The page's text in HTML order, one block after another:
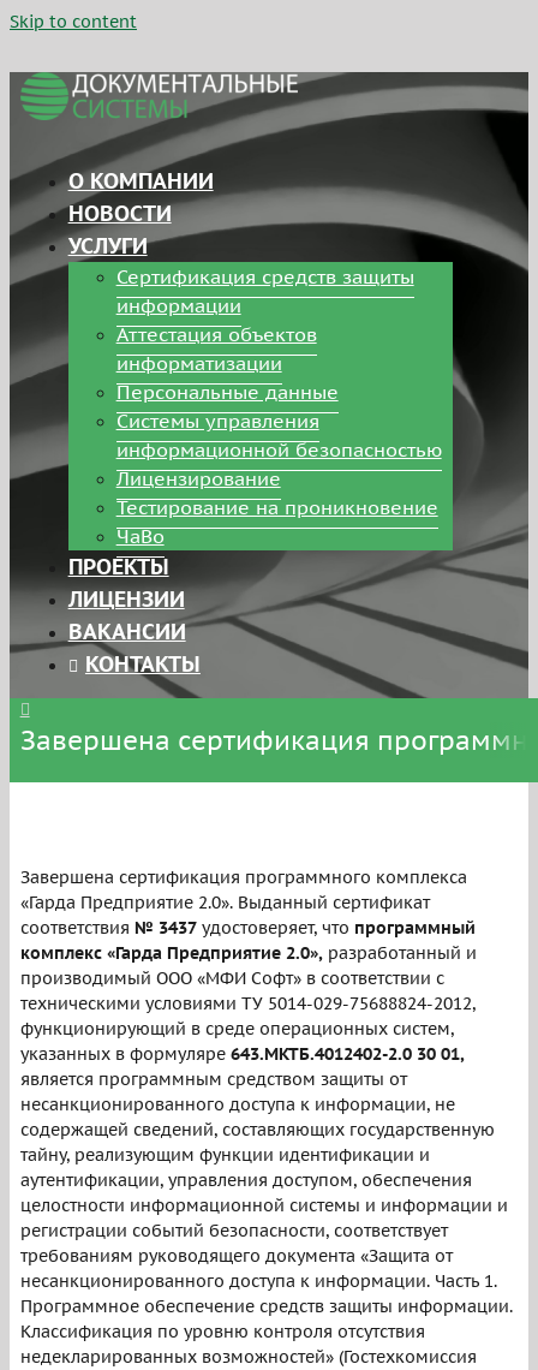
Skip to content
О КОМПАНИИ
НОВОСТИ
УСЛУГИ
Сертификация средств защиты
информации
Аттестация объектов
информатизации
Персональные данные
Системы управления
информационной безопасностью
Лицензирование
Тестирование на проникновение
ЧаВо
ПРОЕКТЫ
ЛИЦЕНЗИИ
ВАКАНСИИ
КОНТАКТЫ
Завершена сертификация
Завершена сертификация программного комплекса
«Гарда Предприятие 2.0». Выданный сертификат
соответствия № 3437удостоверяет, что программный
комплекс «Гарда Предприятие 2.0»,разработанный и
производимый ООО «МФИ Софт» в соответствии с
техническими условиями ТУ 5014-029-75688824-2012,
функционирующий в среде операционных систем,
указанных в формуляре 643.МКТБ.4012402-2.0 30 01,
является программным средством защиты от
несанкционированного доступа к информации, не
содержащей сведений, составляющих государственную
тайну, реализующим функции идентификации и
аутентификации, управления доступом, обеспечения
целостности информационной системы и информации и
регистрации событий безопасности, соответствует
требованиям руководящего документа «Защита от
несанкционированного доступа к информации. Часть 1.
Программное обеспечение средств защиты информации.
Классификация по уровню контроля отсутствия
недекларированных возможностей» (Гостехкомиссия